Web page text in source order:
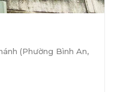
(Phường Bình An,